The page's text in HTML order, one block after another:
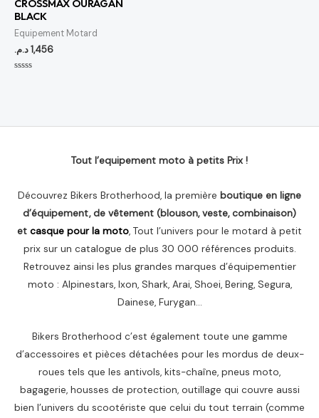
CROSSMAX OURAGAN
BLACK
Equipement Motard
1,456د.م.
Tout l’equipement moto à petits Prix !
Découvrez Bikers Brotherhood, la première boutique en ligne
d’équipement, de vêtement (blouson, veste, combinaison)
et casque pour la moto , Tout l’univers pour le motard à petit
prix sur un catalogue de plus 30 000 références produits.
Retrouvez ainsi les plus grandes marques d’équipementier
moto : Alpinestars, Ixon, Shark, Arai, Shoei, Bering, Segura,
Dainese, Furygan…
Bikers Brotherhood c’est également toute une gamme
d’accessoires et pièces détachées pour les mordus de deux-
roues tels que les antivols, kits-chaîne, pneus moto,
bagagerie, housses de protection, outillage qui couvre aussi
bien l’univers du scootériste que celui du tout terrain (comme